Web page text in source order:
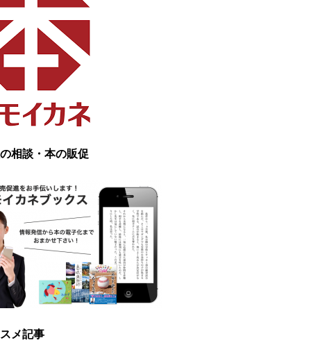
相談・本の販促
メ記事